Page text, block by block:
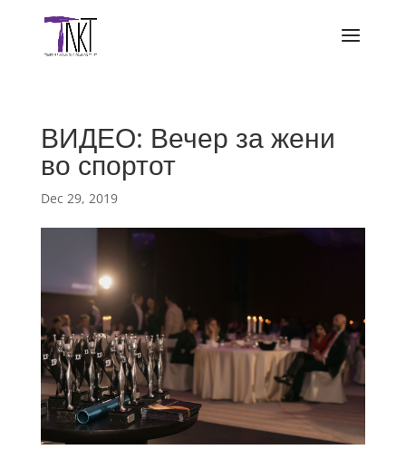
ВИДЕО: Вечер за жени
во спортот
Dec 29, 2019